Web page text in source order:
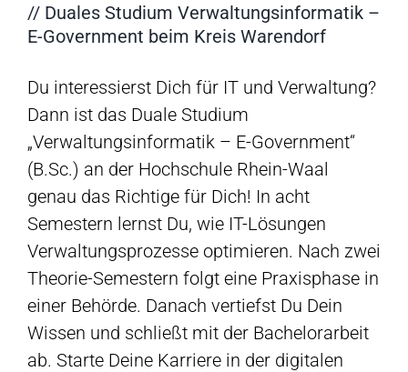
// Duales Studium Verwaltungsinformatik –
E-Government beim Kreis Warendorf
Du interessierst Dich für IT und Verwaltung?
Dann ist das Duale Studium
„Verwaltungsinformatik – E-Government“
(B.Sc.) an der Hochschule Rhein-Waal
genau das Richtige für Dich! In acht
Semestern lernst Du, wie IT-Lösungen
Verwaltungsprozesse optimieren. Nach zwei
Theorie-Semestern folgt eine Praxisphase in
einer Behörde. Danach vertiefst Du Dein
Wissen und schließt mit der Bachelorarbeit
ab. Starte Deine Karriere in der digitalen